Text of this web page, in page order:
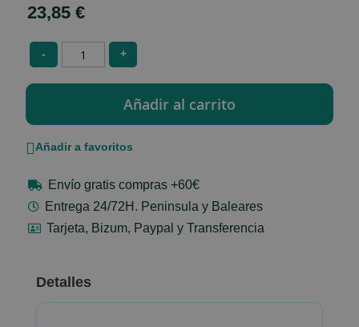
23,85 €
- +
Añadir a favoritos
Envío gratis compras +60€
Entrega 24/72H. Peninsula y Baleares
Tarjeta, Bizum, Paypal y Transferencia
Detalles